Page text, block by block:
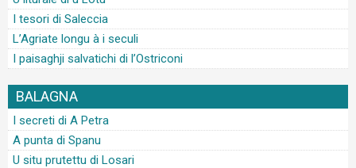
I tesori di Saleccia
L’Agriate longu à i seculi
I paisaghji salvatichi di l’Ostriconi
BALAGNA
I secreti di A Petra
A punta di Spanu
U situ prutettu di Losari